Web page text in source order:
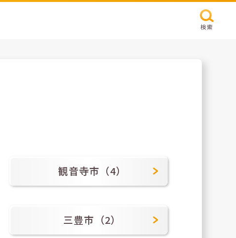
検索
観音寺市（4）
三豊市（2）